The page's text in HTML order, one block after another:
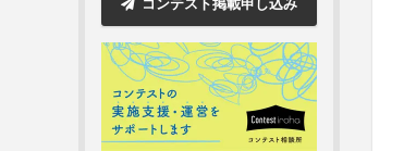
コンテスト掲載申し込み